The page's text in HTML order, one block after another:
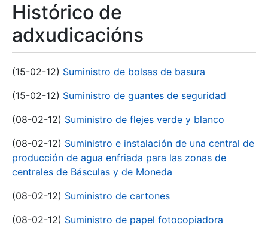
Histórico de
adxudicacións
(15-02-12) Suministro de bolsas de basura
(15-02-12) Suministro de guantes de seguridad
(08-02-12) Suministro de flejes verde y blanco
(08-02-12) Suministro e instalación de una central de
producción de agua enfriada para las zonas de
centrales de Básculas y de Moneda
(08-02-12) Suministro de cartones
(08-02-12) Suministro de papel fotocopiadora